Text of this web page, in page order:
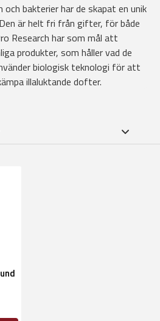
och bakterier har de skapat en unik
är helt fri från gifter, för både
Research har som mål att
produkter, som håller vad de
biologisk teknologi för att
illaluktande dofter.